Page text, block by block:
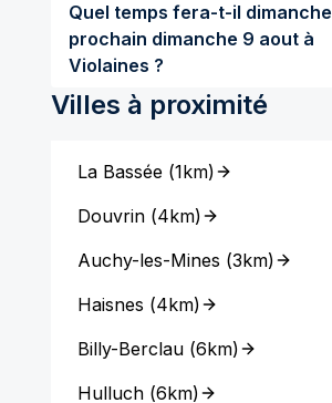
Quel temps fera-t-il dimanche
prochain dimanche 9 aout à
Violaines ?
Villes à proximité
La Bassée(1km)
Douvrin(4km)
Auchy-les-Mines (3km)
Haisnes (4km)
Billy-Berclau(6km)
Hulluch(6km)